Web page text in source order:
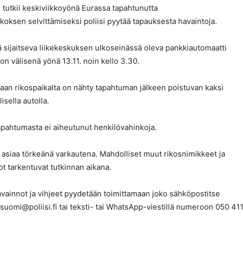
keskiviikkoyönä Eurassa tapahtunutta
selvittämiseksi poliisi pyytää tapauksesta havaintoja.
sijaitseva liikekeskuksen ulkoseinässä oleva pankkiautomaatti
välisenä yönä 13.11. noin kello 3.30.
rikospaikalta on nähty tapahtuman jälkeen poistuvan kaksi
autolla.
ei aiheutunut henkilövahinkoja.
törkeänä varkautena. Mahdolliset muut rikosnimikkeet ja
tarkentuvat tutkinnan aikana.
ja vihjeet pyydetään toimittamaan joko sähköpostitse
tai teksti- tai WhatsApp-viestillä numeroon 050 411